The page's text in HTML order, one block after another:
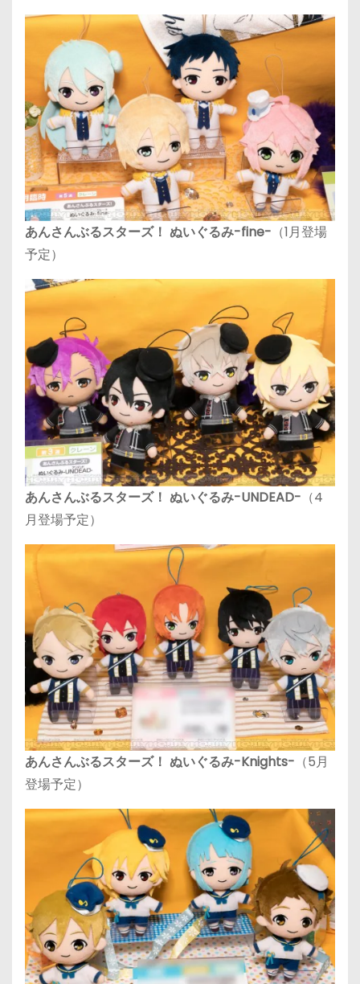
あんさんぶるスターズ！ ぬいぐるみ-fine- （1月登場
予定）
あんさんぶるスターズ！ ぬいぐるみ-UNDEAD- （4
月登場予定）
あんさんぶるスターズ！ ぬいぐるみ-Knights- （5月
登場予定）